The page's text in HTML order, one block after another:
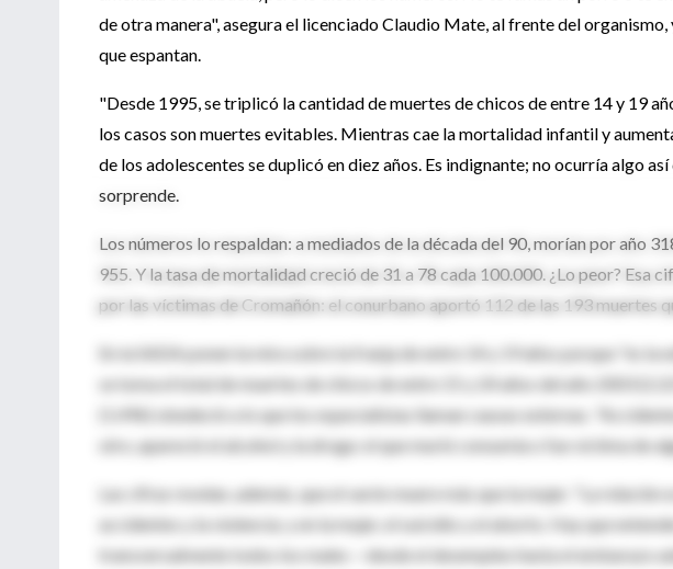
de otra manera", asegura el licenciado Claudio Mate, al frente del
que espantan.
"Desde 1995, se triplicó la cantidad de muertes de chicos de entre 14 y 19
los casos son muertes evitables. Mientras cae la mortalidad infantil y
de los adolescentes se duplicó en diez años. Es indignante; no ocurría algo
sorprende.
Los números lo respaldan: a mediados de la década del 90, morían por año
955. Y la tasa de mortalidad creció de 31 a 78 cada 100.000. ¿Lo peor? Esa
por las víctimas de Cromañón: el conurbano aportó 112 de las 193 muertes
En la SADA ponen la mira sobre la franja de entre 14 y 19 años porque "es la
se toma el total de muertes de chicos de entre 15 y 24 años del año 2003
(1.496) obedeció a lo que los especialistas llaman causas externas.
otro, apareció el alcohol y la droga: el que murió consumía o fue víctima de
Las cifras revelan, además, que el varón muere más que la mujer. "La relación
accidentes y la violencia; y en la mujer, el suicidio y el aborto. Hay que
transversalmente todos los males —desde el desempleo hasta el embarazo